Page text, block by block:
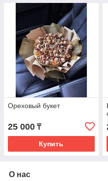
Ореховый букет
25 000 ₸
Купить
О нас